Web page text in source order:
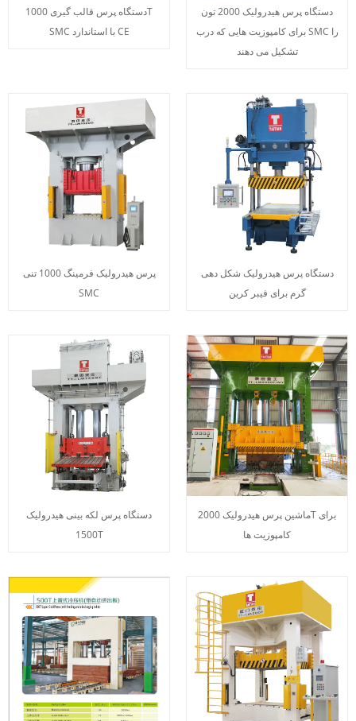
دستگاه پرس قالب گیری 1000T
SMC با استاندارد CE
دستگاه پرس هیدرولیک 2000 تون
برای کامپوزیت هایی که درب SMC را
تشکیل می دهند
پرس هیدرولیک فرمینگ 1000 تنی
SMC
دستگاه پرس هیدرولیک شکل دهی
گرم برای فیبر کربن
دستگاه پرس لکه بینی هیدرولیک
1500T
ماشین پرس هیدرولیک 2000T برای
کامپوزیت ها